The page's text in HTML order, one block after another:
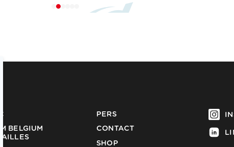
BELGIUM
CONTACT
SHOP